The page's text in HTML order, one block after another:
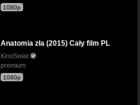
1080p
Anatomia zła (2015) Cały film PL
KinoSwiat
premium
1080p